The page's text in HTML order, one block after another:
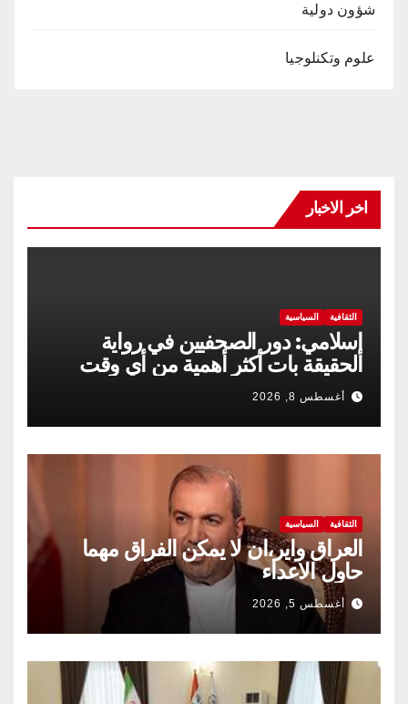
شؤون دولية
علوم وتكنلوجيا
اخر الاخبار
الثقافية السياسية
إسلامي: دور الصحفيين في رواية
الحقيقة بات أكثر أهمية من أي وقت
مضى
أغسطس 8, 2026
الثقافية السياسية
العراق واير،ان لا يمكن الفراق مهما
حاول الاعداء
أغسطس 5, 2026